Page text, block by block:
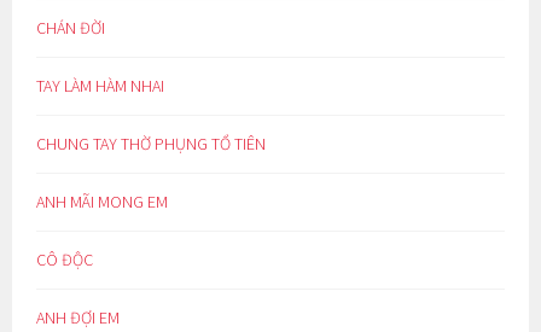
CHÁN ĐỜI
TAY LÀM HÀM NHAI
CHUNG TAY THỜ PHỤNG TỔ TIÊN
ANH MÃI MONG EM
CÔ ĐỘC
ANH ĐỢI EM